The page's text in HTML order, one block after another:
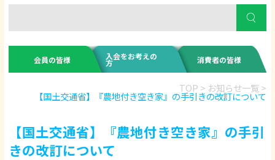
会員の皆様 入会をお考えの
方 消費者の皆様
TOP > お知らせ一覧>
【国土交通省】『農地付き空き家』の手引きの改訂について
【国土交通省】『農地付き空き家』の手引
きの改訂について